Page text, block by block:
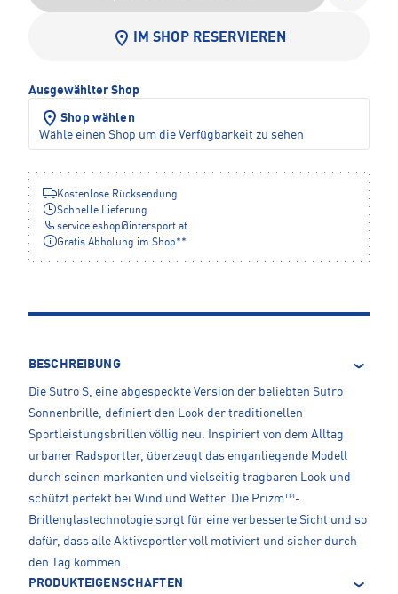
IM SHOP RESERVIEREN
Ausgewählter Shop
Shop wählen
Wähle einen Shop um die Verfügbarkeit zu sehen
Kostenlose Rücksendung
Schnelle Lieferung
service.eshop@intersport.at
Gratis Abholung im Shop**
BESCHREIBUNG
Die Sutro S, eine abgespeckte Version der beliebten Sutro
Sonnenbrille, definiert den Look der traditionellen
Sportleistungsbrillen völlig neu. Inspiriert von dem Alltag
urbaner Radsportler, überzeugt das enganliegende Modell
durch seinen markanten und vielseitig tragbaren Look und
schützt perfekt bei Wind und Wetter. Die Prizm™-
Brillenglastechnologie sorgt für eine verbesserte Sicht und so
dafür, dass alle Aktivsportler voll motiviert und sicher durch
den Tag kommen.
PRODUKTEIGENSCHAFTEN